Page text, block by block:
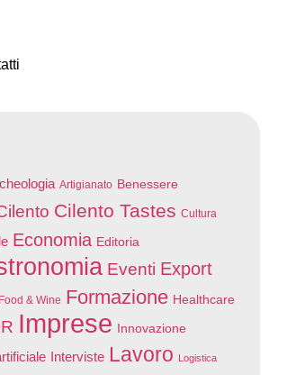
Artigianato Benessere
Cilento Tastes Cultura
Economia Editoria
Eventi Export
Food & Wine Formazione Healthcare
Imprese Innovazione
Interviste Lavoro Logistica